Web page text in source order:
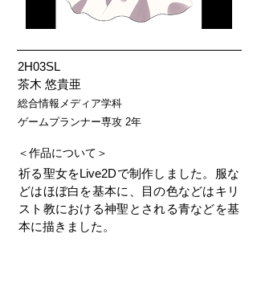
2H03SL
茶木 悠貴亜
総合情報メディア学科
ゲームプランナー専攻 2年
＜作品について＞
祈る聖女をLive2Dで制作しました。服な
どはほぼ白を基本に、目の色などはキリ
スト教における神聖とされる青などを基
本に描きました。